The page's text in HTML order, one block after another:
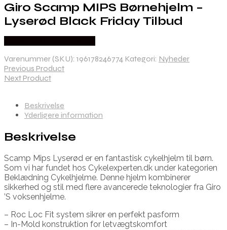
Giro Scamp MIPS Børnehjelm –
Lyserød Black Friday Tilbud
Varenummer (SKU): 196178246774 Kategori: Nyheder
Previous Product
Next Product
Beskrivelse
Yderligere information
Beskrivelse
Scamp Mips Lyserød er en fantastisk cykelhjelm til børn.
Som vi har fundet hos Cykelexperten.dk under kategorien
Beklædning Cykelhjelme. Denne hjelm kombinerer
sikkerhed og stil med flere avancerede teknologier fra Giro
’S voksenhjelme.
– Roc Loc Fit system sikrer en perfekt pasform
– In-Mold konstruktion for letvægtskomfort